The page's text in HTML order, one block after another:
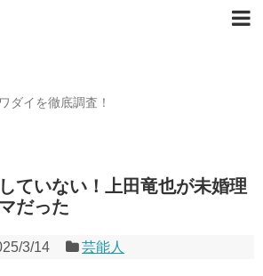
ダイを徹底調査！
ていない！上田竜也が未婚理
だった
3/14 芸能人